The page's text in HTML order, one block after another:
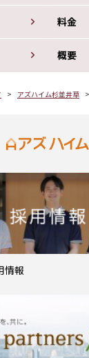
料金
概要
アズハイム杉並井草
情報